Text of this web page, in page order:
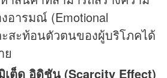
อารมณ์ (Emotional
ะสะท้อนตัวตนของผู้บริโภคได้
ย
เต็ด อิดิชัน (Scarcity Effect)